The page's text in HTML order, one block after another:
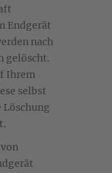
Endgerät
nach
gelöscht.
Ihrem
selbst
Löschung